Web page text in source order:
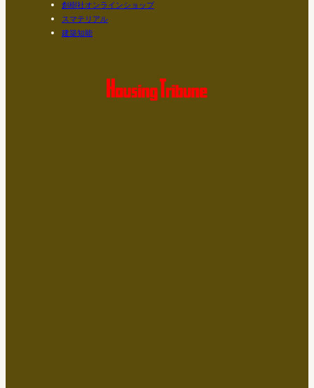
創樹社オンラインショップ
スマテリアル
建築知能